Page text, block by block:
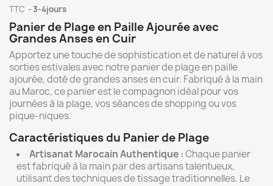
TTC 3-4jours
Panier de Plage en Paille Ajourée avec
Grandes Anses en Cuir
Apportez une touche de sophistication et de naturel à vos
sorties estivales avec notre panier de plage en paille
ajourée, doté de grandes anses en cuir. Fabriqué à la main
au Maroc, ce panier est le compagnon idéal pour vos
journées à la plage, vos séances de shopping ou vos
pique-niques.
Caractéristiques du Panier de Plage
Artisanat Marocain Authentique :Chaque panier
est fabriqué à la main par des artisans talentueux,
utilisant des techniques de tissage traditionnelles. Le